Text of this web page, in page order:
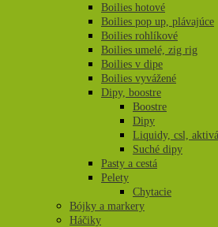
Boilies hotové
Boilies pop up, plávajúce
Boilies rohlíkové
Boilies umelé, zig rig
Boilies v dipe
Boilies vyvážené
Dipy, boostre
Boostre
Dipy
Liquidy, csl,
Suché dipy
Pasty a cestá
Pelety
Chytacie
Bójky a markery
Háčiky